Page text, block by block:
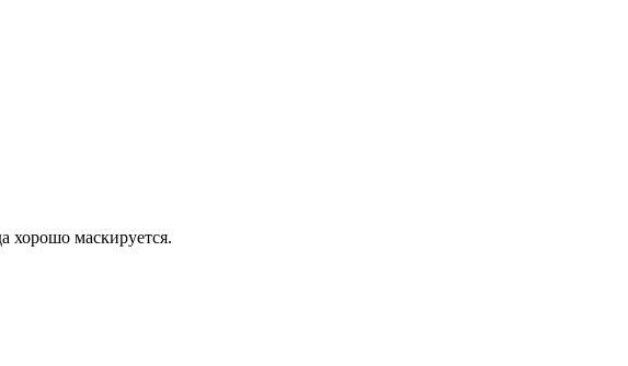
хорошо маскируется.